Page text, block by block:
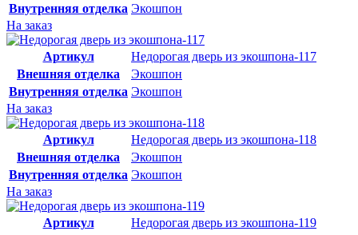
Внутренняя отделка Экошпон
На заказ
Артикул
Недорогая дверь из экошпона-117
Внешняя отделка
Экошпон
Внутренняя отделка Экошпон
На заказ
Артикул
Недорогая дверь из экошпона-118
Внешняя отделка
Экошпон
Внутренняя отделка Экошпон
На заказ
Артикул
Недорогая дверь из экошпона-119